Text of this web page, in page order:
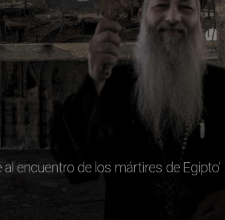
encuentro de los mártires de Egipto’